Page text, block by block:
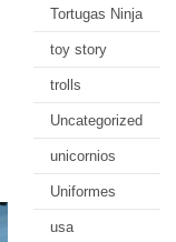
Tortugas Ninja
toy story
trolls
Uncategorized
unicornios
Uniformes
usa